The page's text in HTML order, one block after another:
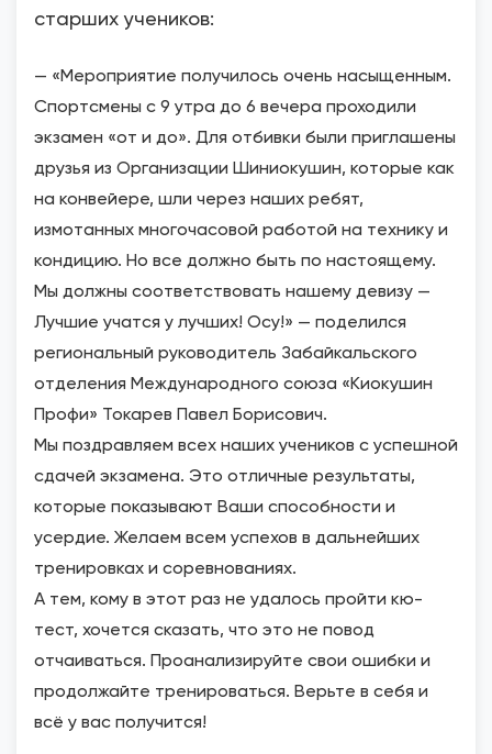
старших учеников:
— «Мероприятие получилось очень насыщенным.
Спортсмены с 9 утра до 6 вечера проходили
экзамен «от и до». Для отбивки были приглашены
друзья из Организации Шиниокушин, которые как
на конвейере, шли через наших ребят,
измотанных многочасовой работой на технику и
кондицию. Но все должно быть по настоящему.
Мы должны соответствовать нашему девизу —
Лучшие учатся у лучших! Осу!» — поделился
региональный руководитель Забайкальского
отделения Международного союза «Киокушин
Профи» Токарев Павел Борисович.
Мы поздравляем всех наших учеников с успешной
сдачей экзамена. Это отличные результаты,
которые показывают Ваши способности и
усердие. Желаем всем успехов в дальнейших
тренировках и соревнованиях.
А тем, кому в этот раз не удалось пройти кю-
тест, хочется сказать, что это не повод
отчаиваться. Проанализируйте свои ошибки и
продолжайте тренироваться. Верьте в себя и
всё у вас получится!